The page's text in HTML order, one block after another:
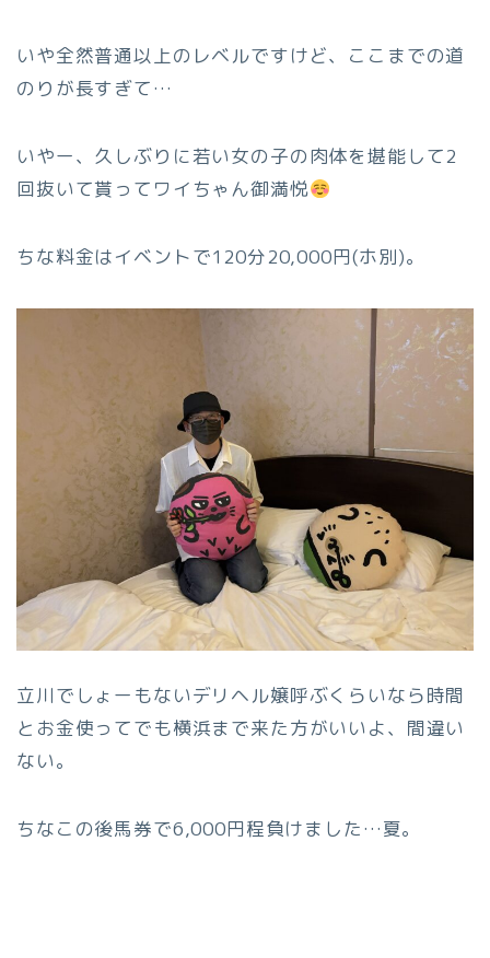
いや全然普通以上のレベルですけど、ここまでの道
のりが長すぎて…
いやー、久しぶりに若い女の子の肉体を堪能して2
回抜いて貰ってワイちゃん御満悦
ちな料金はイベントで120分20,000円(ホ別)。
立川でしょーもないデリヘル嬢呼ぶくらいなら時間
とお金使ってでも横浜まで来た方がいいよ、間違い
ない。
ちなこの後馬券で6,000円程負けました…夏。